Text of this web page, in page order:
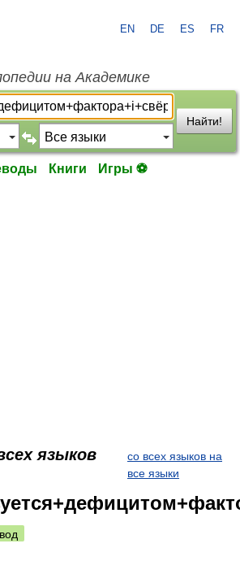
EN DE ES FR
на Академике
Найти!
Книги Игры ⚽
языков
со всех языков на
все языки